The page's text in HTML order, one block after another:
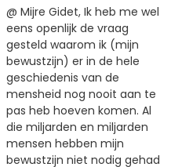
@ Mijre Gidet, Ik heb me wel
eens openlijk de vraag
gesteld waarom ik (mijn
bewustzijn) er in de hele
geschiedenis van de
mensheid nog nooit aan te
pas heb hoeven komen. Al
die miljarden en miljarden
mensen hebben mijn
bewustzijn niet nodig gehad